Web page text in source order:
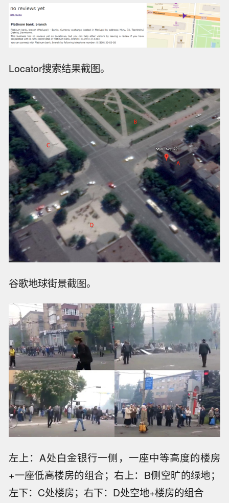
Locator搜索结果截图。
谷歌地球街景截图。
左上：A处白金银行一侧，一座中等高度的楼房
+一座低高楼房的组合；右上：B侧空旷的绿地；
左下：C处楼房；右下：D处空地+楼房的组合